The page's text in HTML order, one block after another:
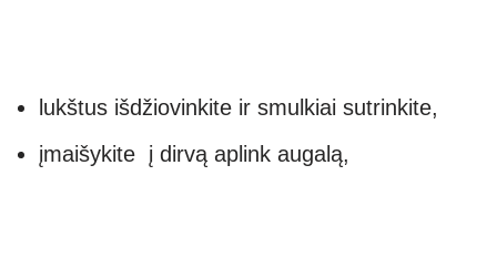
lukštus išdžiovinkite ir smulkiai sutrinkite,
įmaišykite į dirvą aplink augalą,